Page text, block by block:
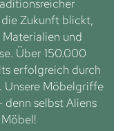
Zukunft blickt,
und
Über 150.000
erfolgreich durch
Unsere Möbelgriffe
selbst Aliens